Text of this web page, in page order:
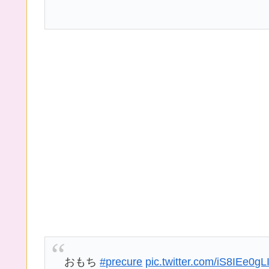
おもち#precure pic.twitter.com/